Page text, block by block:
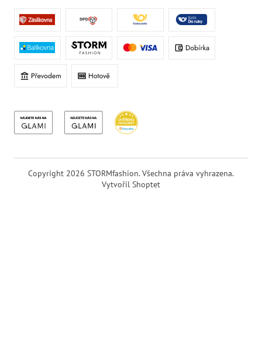
Vytvořil Shoptet
Copyright 2026 STORMfashion. Všechna práva vyhrazena.